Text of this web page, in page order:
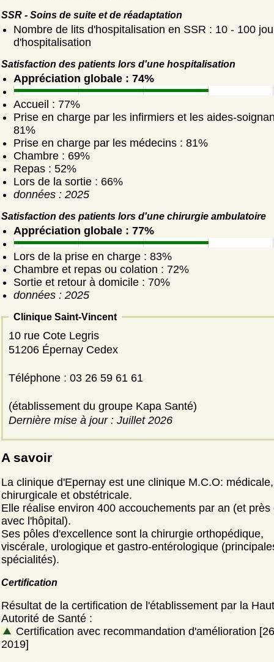
SSR - Soins de suite et de réadaptation
Nombre de lits d'hospitalisation en SSR : 10 - 100
d'hospitalisation
Satisfaction des patients lors d'une hospitalisation
Appréciation globale : 74%
Accueil : 77%
Prise en charge par les infirmiers et les aides-
81%
Prise en charge par les médecins : 81%
Chambre : 69%
Repas : 52%
Lors de la sortie : 66%
données : 2025
Satisfaction des patients lors d'une chirurgie ambulatoire
Appréciation globale : 77%
Lors de la prise en charge : 83%
Chambre et repas ou colation : 72%
Sortie et retour à domicile : 70%
données : 2025
Clinique Saint-Vincent
10 rue Cote Legris
51206 Épernay Cedex
Téléphone : 03 26 59 61 61
(établissement du groupe Kapa Santé)
Dernière mise à jour : Juillet 2026
A savoir
La clinique d'Epernay est une clinique M.C.O: médicale,
chirurgicale et obstétricale.
Elle réalise environ 400 accouchements par an (et près
avec l'hôpital).
Ses pôles d'excellence sont la chirurgie orthopédique,
viscérale, urologique et gastro-entérologique
spécialités).
Certification
Résultat de la certification de l'établissement par la
Autorité de Santé :
Certification avec recommandation d'amélioration
2019]